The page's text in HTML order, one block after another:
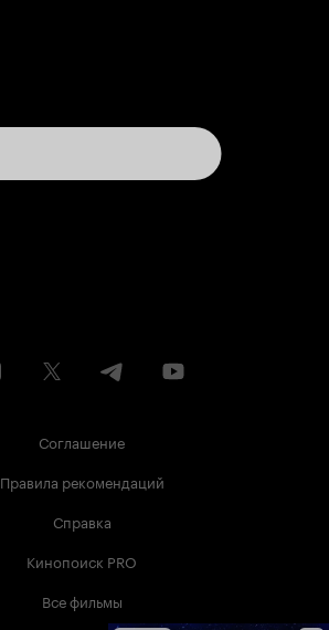
Соглашение
Правила рекомендаций
Справка
Кинопоиск PRO
Все фильмы